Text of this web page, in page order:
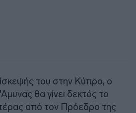
του στην Κύπρο, ο
θα γίνει δεκτός το
από τον Πρόεδρο της